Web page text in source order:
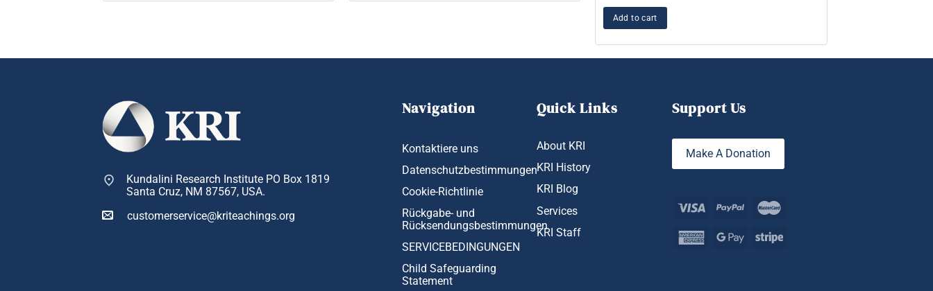
Add to cart
Kundalini Research Institute PO Box 1819
Santa Cruz, NM 87567, USA.
customerservice@kriteachings.org
Navigation
Kontaktiere uns
Datenschutzbestimmungen
Cookie-Richtlinie
Rückgabe- und
Rücksendungsbestimmungen
SERVICEBEDINGUNGEN
Child Safeguarding
Statement
Quick Links
About KRI
KRI History
KRI Blog
Services
KRI Staff
Support Us
Make A Donation